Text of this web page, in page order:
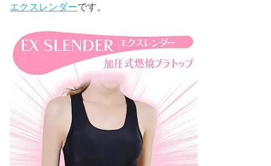
エクスレンダーです。